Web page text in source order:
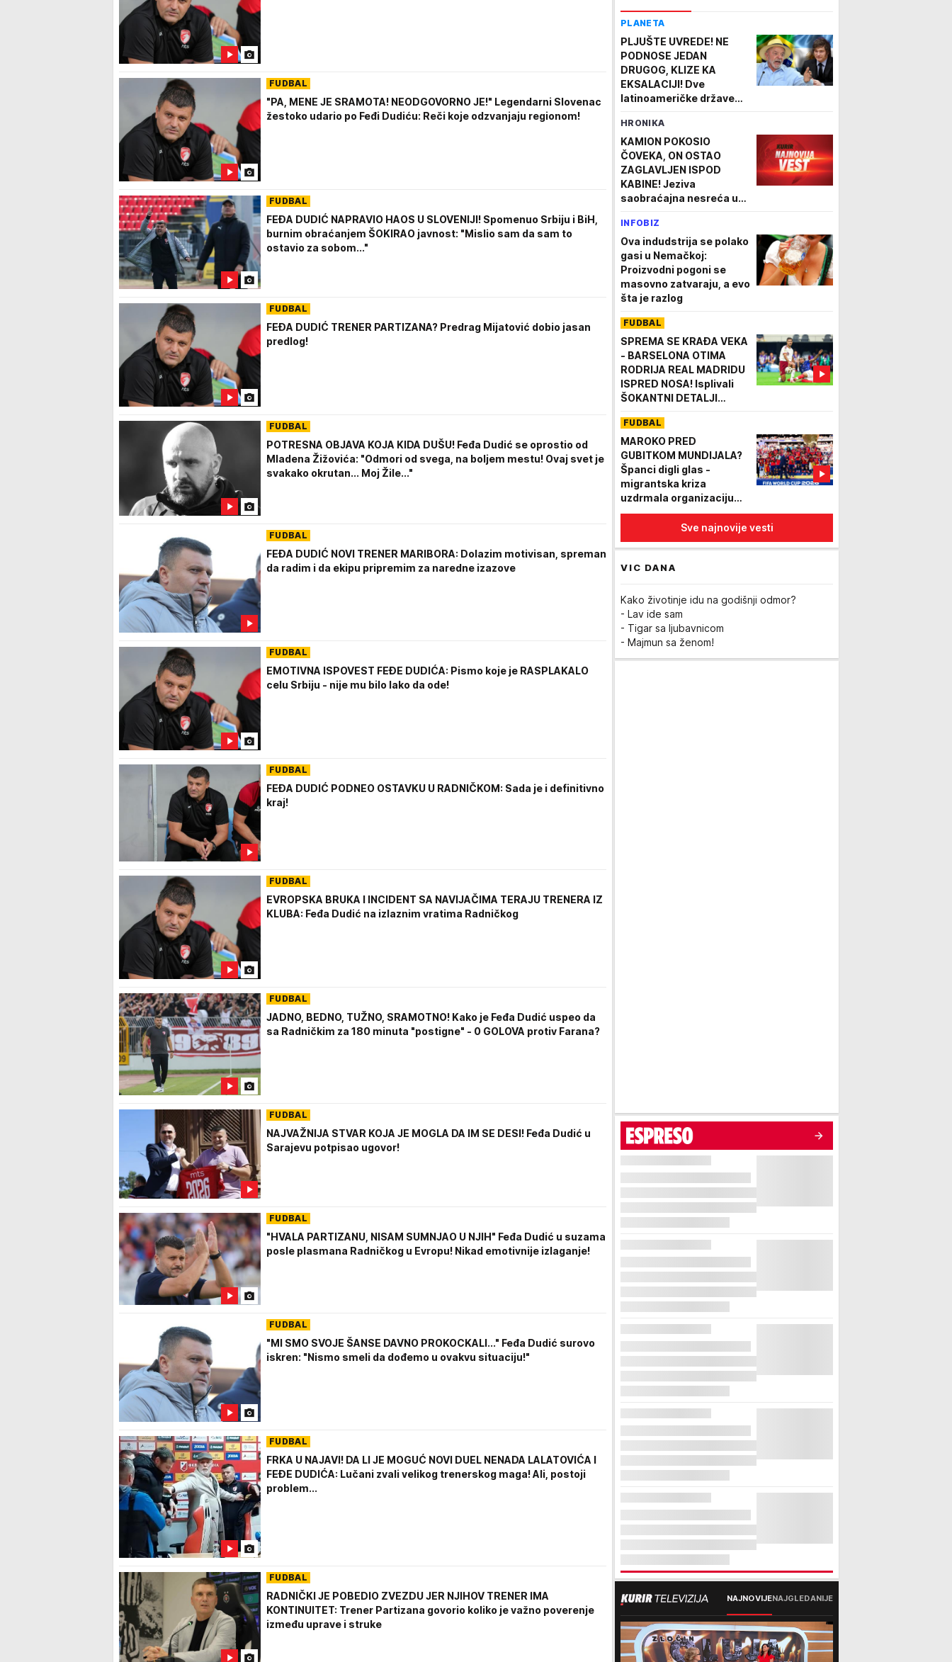
FUDBAL
"PA, MENE JE SRAMOTA! NEODGOVORNO JE!" Legendarni Slovenac
žestoko udario po Feđi Dudiću: Reči koje odzvanjaju regionom!
FUDBAL
FEĐA DUDIĆ NAPRAVIO HAOS U SLOVENIJI! Spomenuo Srbiju i BiH,
burnim obraćanjem ŠOKIRAO javnost: "Mislio sam da sam to
ostavio za sobom..."
FUDBAL
FEĐA DUDIĆ TRENER PARTIZANA? Predrag Mijatović dobio jasan
predlog!
FUDBAL
POTRESNA OBJAVA KOJA KIDA DUŠU! Feđa Dudić se oprostio od
Mladena Žižovića: "Odmori od svega, na boljem mestu! Ovaj svet je
svakako okrutan... Moj Žile..."
FUDBAL
FEĐA DUDIĆ NOVI TRENER MARIBORA: Dolazim motivisan, spreman
da radim i da ekipu pripremim za naredne izazove
FUDBAL
EMOTIVNA ISPOVEST FEĐE DUDIĆA: Pismo koje je RASPLAKALO
celu Srbiju - nije mu bilo lako da ode!
FUDBAL
FEĐA DUDIĆ PODNEO OSTAVKU U RADNIČKOM: Sada je i definitivno
kraj!
FUDBAL
EVROPSKA BRUKA I INCIDENT SA NAVIJAČIMA TERAJU TRENERA IZ
KLUBA: Feđa Dudić na izlaznim vratima Radničkog
FUDBAL
JADNO, BEDNO, TUŽNO, SRAMOTNO! Kako je Feđa Dudić uspeo da
sa Radničkim za 180 minuta "postigne" - 0 GOLOVA protiv Farana?
FUDBAL
NAJVAŽNIJA STVAR KOJA JE MOGLA DA IM SE DESI! Feđa Dudić u
Sarajevu potpisao ugovor!
FUDBAL
"HVALA PARTIZANU, NISAM SUMNJAO U NJIH" Feđa Dudić u suzama
posle plasmana Radničkog u Evropu! Nikad emotivnije izlaganje!
FUDBAL
"MI SMO SVOJE ŠANSE DAVNO PROKOCKALI..." Feđa Dudić surovo
iskren: "Nismo smeli da dođemo u ovakvu situaciju!"
FUDBAL
FRKA U NAJAVI! DA LI JE MOGUĆ NOVI DUEL NENADA LALATOVIĆA I
FEĐE DUDIĆA: Lučani zvali velikog trenerskog maga! Ali, postoji
problem...
FUDBAL
RADNIČKI JE POBEDIO ZVEZDU JER NJIHOV TRENER IMA
KONTINUITET: Trener Partizana govorio koliko je važno poverenje
između uprave i struke
PLANETA
PLJUŠTE UVREDE! NE
PODNOSE JEDAN
DRUGOG, KLIZE KA
EKSALACIJI! Dve
latinoameričke države
lopov, osuđenik,
socijalistički ološ"
HRONIKA
KAMION POKOSIO
ČOVEKA, ON OSTAO
ZAGLAVLJEN ISPOD
KABINE! Jeziva
saobraćajna nesreća u
muškarcu nije bilo spasa
INFOBIZ
Ova indudstrija se polako
gasi u Nemačkoj:
Proizvodni pogoni se
masovno zatvaraju, a evo
šta je razlog
FUDBAL
SPREMA SE KRAĐA VEKA
- BARSELONA OTIMA
RODRIJA REAL MADRIDU
ISPRED NOSA! Isplivali
ŠOKANTNI DETALJI
ovog leta!
FUDBAL
MAROKO PRED
GUBITKOM MUNDIJALA?
Španci digli glas -
migrantska kriza
uzdrmala organizaciju
Mundijala 2030!
Sve najnovije vesti
VIC DANA
Kako životinje idu na godišnji odmor?
- Lav ide sam
- Tigar sa ljubavnicom
- Majmun sa ženom!
NAJNOVIJENAJGLEDANIJE